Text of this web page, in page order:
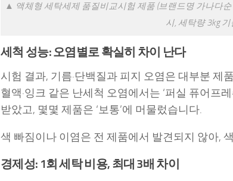
▲ 액체형 세탁세제 품질비교시험 제품 (브랜드명 가나다
시, 세탁량 3kg 기
세척 성능: 오염별로 확실히 차이 난다
시험 결과, 기름·단백질과 피지 오염은 대부분 제
혈액·잉크 같은 난세척 오염에서는 ‘퍼실 퓨어프
받았고, 몇몇 제품은 ‘보통’에 머물렀습니다.
색 빠짐이나 이염은 전 제품에서 발견되지 않아,
경제성: 1회 세탁 비용, 최대 3배 차이